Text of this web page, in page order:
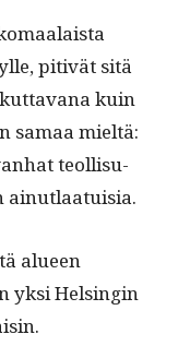
pitivät sitä
kuin
samaa mieltä:
teol­lisu­
ainutlaatuisia.
alueen
yksi Helsin­gin